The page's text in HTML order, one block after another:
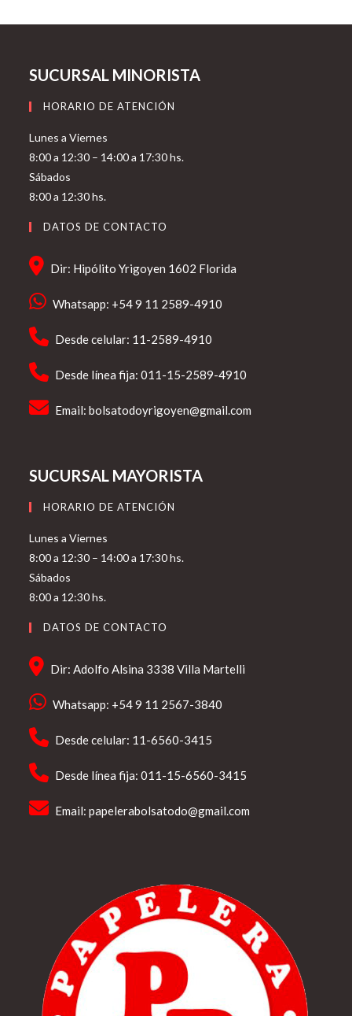
SUCURSAL MINORISTA
HORARIO DE ATENCIÓN
Lunes a Viernes
8:00 a 12:30 – 14:00 a 17:30 hs.
Sábados
8:00 a 12:30 hs.
DATOS DE CONTACTO
Dir: Hipólito Yrigoyen 1602 Florida
Whatsapp: +54 9 11 2589-4910
Desde celular: 11-2589-4910
Desde línea fija: 011-15-2589-4910
Email:bolsatodoyrigoyen@gmail.com
SUCURSAL MAYORISTA
HORARIO DE ATENCIÓN
Lunes a Viernes
8:00 a 12:30 – 14:00 a 17:30 hs.
Sábados
8:00 a 12:30 hs.
DATOS DE CONTACTO
Dir: Adolfo Alsina 3338 Villa Martelli
Whatsapp: +54 9 11 2567-3840
Desde celular: 11-6560-3415
Desde línea fija: 011-15-6560-3415
Email:papelerabolsatodo@gmail.com